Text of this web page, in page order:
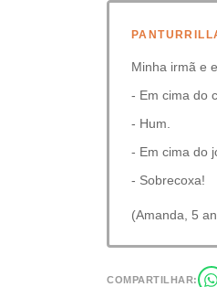
Minha irmã e
- Em cima do
- Hum.
- Em cima do
- Sobrecoxa!
(Amanda, 5
COMPARTILHAR: